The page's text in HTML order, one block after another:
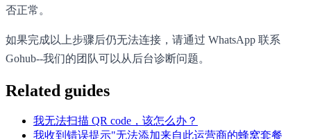
否正常。
如果完成以上步骤后仍无法连接，请通过 WhatsApp 联系
Gohub--我们的团队可以从后台诊断问题。
Related guides
我无法扫描 QR code，该怎么办？
我收到错误提示"无法添加来自此运营商的蜂窝套餐